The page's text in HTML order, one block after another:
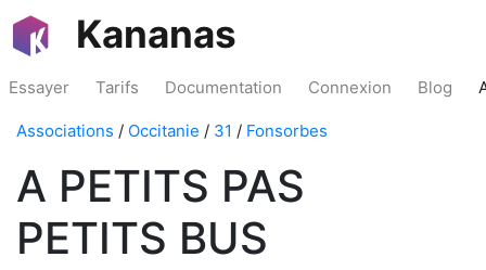
Kananas
Essayer Tarifs Documentation Connexion Blog
Associations / Occitanie / 31 / Fonsorbes
A PETITS PAS
PETITS BUS